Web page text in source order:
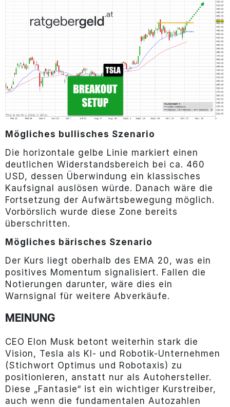
Mögliches bullisches Szenario
Die horizontale gelbe Linie markiert einen
deutlichen Widerstandsbereich bei ca. 460
USD, dessen Überwindung ein klassisches
Kaufsignal auslösen würde. Danach wäre die
Fortsetzung der Aufwärtsbewegung möglich.
Vorbörslich wurde diese Zone bereits
überschritten.
Mögliches bärisches Szenario
Der Kurs liegt oberhalb des EMA 20, was ein
positives Momentum signalisiert. Fallen die
Notierungen darunter, wäre dies ein
Warnsignal für weitere Abverkäufe.
MEINUNG
CEO Elon Musk betont weiterhin stark die
Vision, Tesla als KI- und Robotik-Unternehmen
(Stichwort Optimus und Robotaxis) zu
positionieren, anstatt nur als Autohersteller.
Diese „Fantasie“ ist ein wichtiger Kurstreiber,
auch wenn die fundamentalen Autozahlen